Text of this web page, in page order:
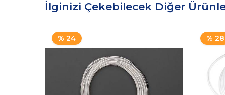
İlginizi Çekebilecek Diğer
% 24 % 28